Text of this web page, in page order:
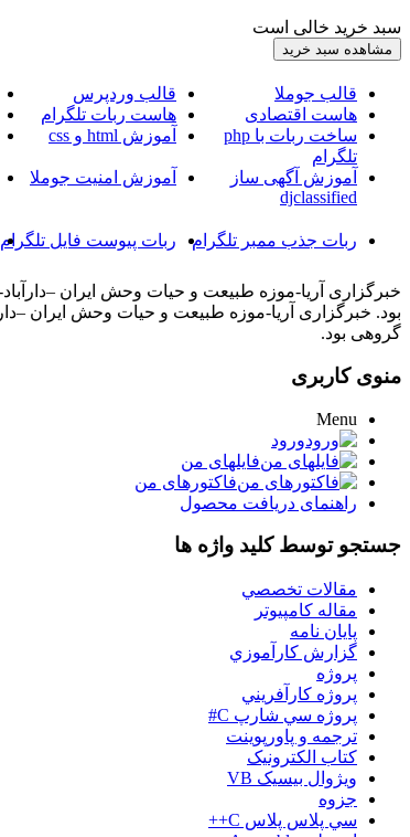
سبد خرید خالی است
قالب جوملا قالب وردپرس
هاست اقتصادی
هاست ربات تلگرام
ساخت ربات با php
تلگرام
آموزش html و css
آموزش آگهی ساز
djclassified
آموزش امنیت جوملا
ربات جذب ممبر تلگرام
ربات پیوست فایل تلگرام
گروهی بود.
منوی کاربری
Menu
ورود
فایلهای من
فاکتورهای من
راهنمای دریافت محصول
جستجو توسط کلید واژه ها
مقالات تخصصي
مقاله کامپیوتر
پایان نامه
گزارش کارآموزي
پروژه
پروژه کارآفريني
پروژه سي شارپ C#
ترجمه و پاورپوينت
کتاب الکترونيک
ويژوال بيسيک VB
جزوه
سي پلاس پلاس C++